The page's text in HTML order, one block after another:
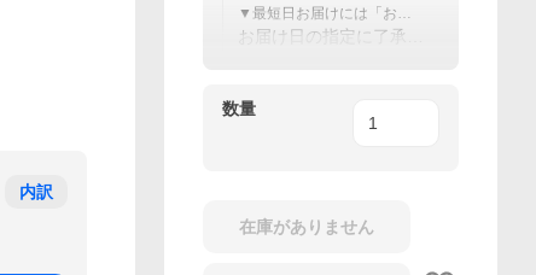
内訳
▼最短日お届けには「お届
け日の指定」が必要です。
お届け日の指定に了承す
数量
在庫がありません